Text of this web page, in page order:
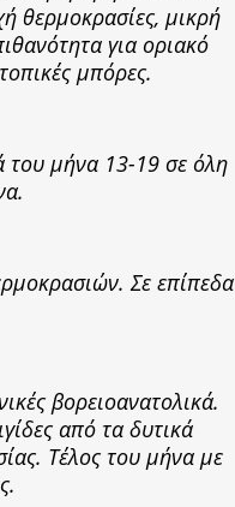
θερμοκρασίες, μικρή
για οριακό
μπόρες.
του μήνα 13-19 σε όλη
Σε επίπεδα
βορειοανατολικά.
από τα δυτικά
Τέλος του μήνα με